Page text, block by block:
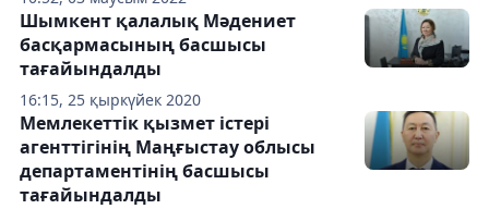
16:15, 25 қыркүйек 2020
Шымкент қалалық Мәдениет
басқармасының басшысы
тағайындалды
Мемлекеттік қызмет істері
агенттігінің Маңғыстау облысы
департаментінің басшысы
тағайындалды